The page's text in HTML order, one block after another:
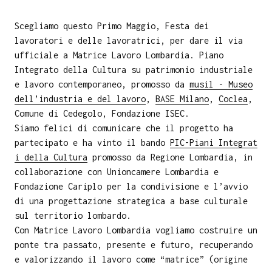
Scegliamo questo Primo Maggio, Festa dei
lavoratori e delle lavoratrici, per dare il via
ufficiale a Matrice Lavoro Lombardia. Piano
Integrato della Cultura su patrimonio industriale
e lavoro contemporaneo, promosso da musil - Museo
dell’industria e del lavoro, BASE Milano, Coclea ,
Comune di Cedegolo, Fondazione ISEC.
Siamo felici di comunicare che il progetto ha
partecipato e ha vinto il bando PIC-Piani Integrat
i della Cultura promosso da Regione Lombardia, in
collaborazione con Unioncamere Lombardia e
Fondazione Cariplo per la condivisione e l’avvio
di una progettazione strategica a base culturale
sul territorio lombardo.
Con Matrice Lavoro Lombardia vogliamo costruire un
ponte tra passato, presente e futuro, recuperando
e valorizzando il lavoro come “matrice” (origine